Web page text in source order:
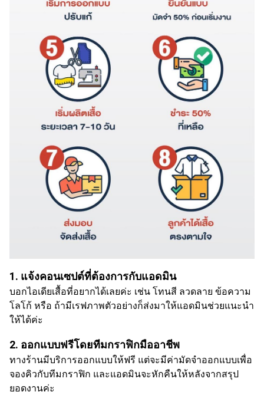
1. แจ้งคอนเซปต์ที่ต้องการกับแอดมิน
บอกไอเดียเสื้อที่อยากได้เลยค่ะ เช่น โทนสี ลวดลาย ข้อความ
โลโก้ หรือ ถ้ามีเรฟภาพตัวอย่างก็ส่งมาให้แอดมินช่วยแนะนำ
ให้ได้ค่ะ
2. ออกแบบฟรีโดยทีมกราฟิกมืออาชีพ
ทางร้านมีบริการออกแบบให้ฟรี แต่จะมีค่ามัดจำออกแบบเพื่อ
จองคิวกับทีมกราฟิก และแอดมินจะหักคืนให้หลังจากสรุป
ยอดงานค่ะ